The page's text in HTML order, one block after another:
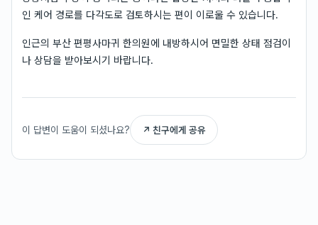
인 케어 경로를 다각도로 검토하시는 편이 이로울 수 있습니다.
인근의 부산 편평사마귀 한의원에 내방하시어 면밀한 상태 점검이
나 상담을 받아보시기 바랍니다.
이 답변이 도움이 되셨나요? ↗ 친구에게 공유